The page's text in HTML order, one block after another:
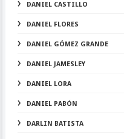
DANIEL CASTILLO
DANIEL FLORES
DANIEL GÓMEZ GRANDE
DANIEL JAMESLEY
DANIEL LORA
DANIEL PABÓN
DARLIN BATISTA